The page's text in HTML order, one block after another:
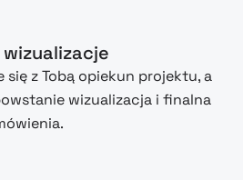
z Tobą opiekun projektu, a
wizualizacja i finalna